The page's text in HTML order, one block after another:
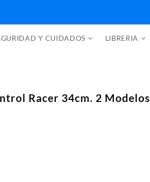
Y CUIDADOS LIBRERIA
Racer 34cm. 2 Modelos